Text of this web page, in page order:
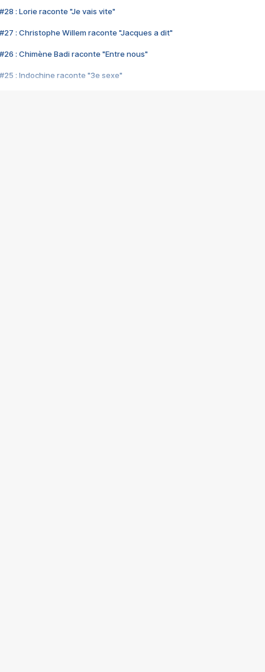
#28 : Lorie raconte "Je vais vite"
#27 : Christophe Willem raconte "Jacques a dit"
#26 : Chimène Badi raconte "Entre nous"
#25 : Indochine raconte "3e sexe"